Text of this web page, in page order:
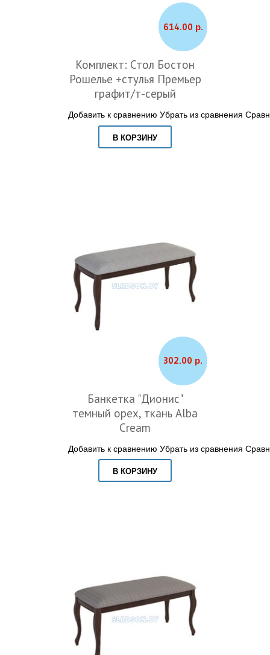
614.00 р.
Комплект: Стол Бостон
Рошелье +стулья Премьер
графит/т-серый
Добавить к сравнению Убрать из сравнения
В КОРЗИНУ
302.00 р.
Банкетка "Дионис"
темный орех, ткань Alba
Cream
Добавить к сравнению Убрать из сравнения
В КОРЗИНУ